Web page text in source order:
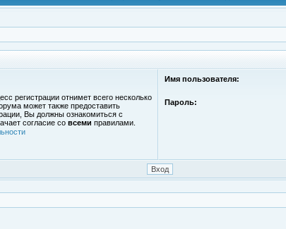
регистрации отнимет всего несколько
может также предоставить
Вы должны ознакомиться с
согласие со всеми правилами.
Имя пользователя:
Пароль: